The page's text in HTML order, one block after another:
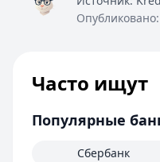
Опубликовано:
Часто ищут
Популярные
Сбербанк